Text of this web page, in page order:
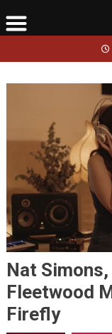
to
Nat
Fleetwood
Firefly